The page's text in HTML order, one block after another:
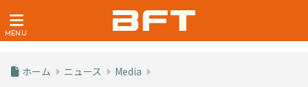
ホーム ニュース Media